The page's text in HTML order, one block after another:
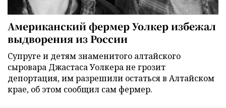
Американский фермер Уолкер избежал
выдворения из России
Супруге и детям знаменитого алтайского
сыровара Джастаса Уолкера не грозит
депортация, им разрешили остаться в Алтайском
крае, об этом сообщил сам фермер.